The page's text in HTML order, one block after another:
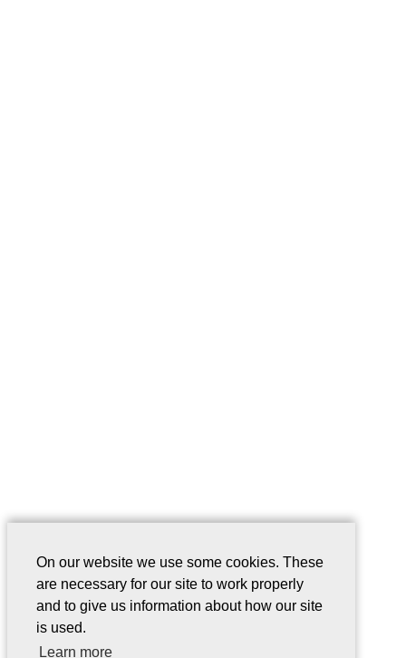
On our website we use some cookies. These
are necessary for our site to work properly
and to give us information about how our site
is used.
Learn more